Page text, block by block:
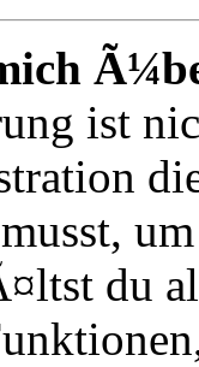
ist
du